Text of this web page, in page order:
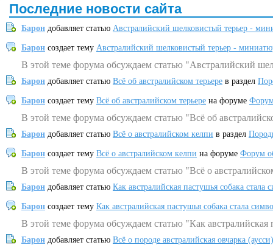
Последние новости сайта
Барон добавляет статью Австралийский шелковистый терьер -
Барон создает тему Австралийский шелковистый терьер -
В этой теме форума обсуждаем статью "Австралийский
Барон добавляет статью Всё об австралийском терьере в раздел
Барон создает тему Всё об австралийском терьере на форуме
В этой теме форума обсуждаем статью "Всё об
Барон добавляет статью Всё о австралийском келпи в раздел
Барон создает тему Всё о австралийском келпи на форуме Форум
В этой теме форума обсуждаем статью "Всё о
Барон добавляет статью Как австралийская пастушья собака
Барон создает тему Как австралийская пастушья собака стала
В этой теме форума обсуждаем статью "Как
Барон добавляет статью Всё о породе австралийская овчарка (аусси)